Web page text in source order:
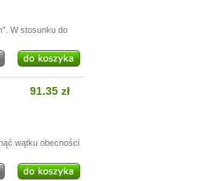
W stosunku do
91.35 zł
wątku obecności